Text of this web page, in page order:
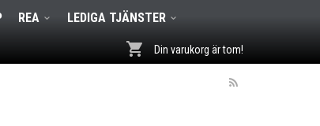
REA LEDIGA TJÄNSTER
Din varukorg är tom!